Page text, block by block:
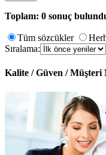
Toplam: 0 sonuç
Tüm sözcükler
Sıralama:
Kalite / Güven / Müşteri